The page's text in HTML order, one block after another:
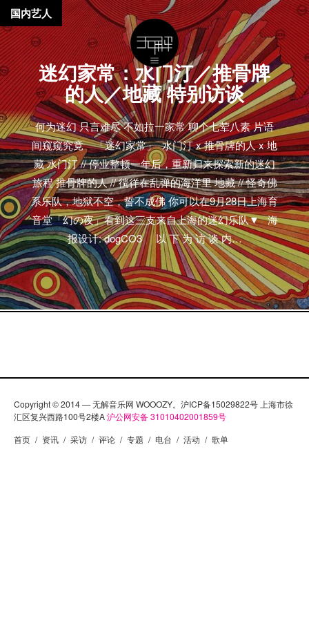
迷幻家常：水门汀／推骨牌
的人／地藏 特别访谈
何为迷幻 只言难尽 不如拉一家常 聊个七荤八素 片语
间窥窥究竟 「迷幻家常」 水门汀 x 推骨牌的人 x 地
藏 水门汀 // 停业整顿一年后，重新归来探索新的迷幻
旅程 推骨牌的人 // 徜徉在乱弹的海洋里 地藏 // 怪奇佛
系乐队，地狱不空，誓不成佛 你可以在9月28日上海育
音堂「幻の夜」看到这三支来自上海的迷幻乐队▼ 海
报设计: dogCO3 以 下 为 访 谈 内…
国内艺人
Copyright © 2014 — 无解音乐网 WOOOZY。沪ICP备15029822号 上海市徐
汇区复兴西路100号2楼A沪公网安备 31010402001859号
首页 / 资讯 / 采访 / 评论 / 专题 / 电台 / 活动 / 歌单